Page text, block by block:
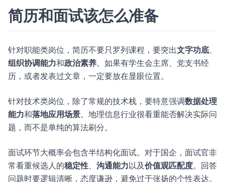
简历和面试该怎么准备
针对职能类岗位，简历不要只罗列课程，要突出文字功底、
组织协调能力和政治素养。如果有学生会主席、党支书经
历，或者发表过文章，一定要放在显眼位置。
针对技术类岗位，除了常规的技术栈，要特意强调数据处理
能力和落地应用场景。地理信息行业很看重能否解决实际问
题，而不是单纯的算法刷分。
面试环节大概率会包含半结构化面试。对于国企，面试官非
常看重候选人的稳定性、 沟通能力以及价值观匹配度。回答
问题时要逻辑清晰，态度谦逊，避免过于张扬的个性表达。